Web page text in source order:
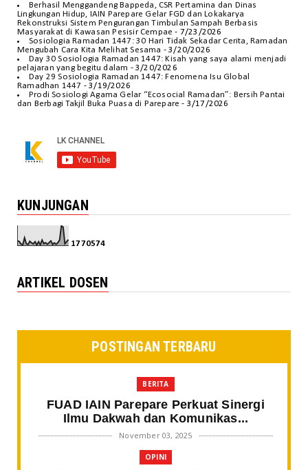
Berhasil Menggandeng Bappeda, CSR Pertamina dan Dinas
Lingkungan Hidup, IAIN Parepare Gelar FGD dan Lokakarya
Rekonstruksi Sistem Pengurangan Timbulan Sampah Berbasis
Masyarakat di Kawasan Pesisir Cempae - 7/23/2026
Sosiologia Ramadan 1447: 30 Hari Tidak Sekadar Cerita, Ramadan
Mengubah Cara Kita Melihat Sesama - 3/20/2026
Day 30 Sosiologia Ramadan 1447: Kisah yang saya alami menjadi
pelajaran yang begitu dalam - 3/20/2026
Day 29 Sosiologia Ramadan 1447: Fenomena Isu Global
Ramadhan 1447 - 3/19/2026
Prodi Sosiologi Agama Gelar “Ecosocial Ramadan”: Bersih Pantai
dan Berbagi Takjil Buka Puasa di Parepare - 3/17/2026
KUNJUNGAN
1770574
ARTIKEL DOSEN
POSTINGAN TERBARU
BERITA
FUAD IAIN Parepare Perkuat Sinergi
Ilmu Dakwah dan Komunikas...
November 03, 2025
OPINI